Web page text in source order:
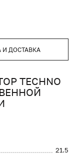
И ДОСТАВКА
TECHNO
21.5